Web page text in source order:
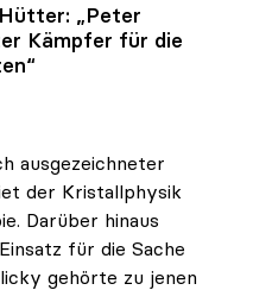
„Peter
Kämpfer für die
ausgezeichneter
der Kristallphysik
Darüber hinaus
für die Sache
gehörte zu jenen